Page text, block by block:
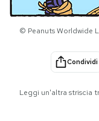
NEWSLETTER
© Peanuts Worldwide
Condividi
Leggi un'altra striscia